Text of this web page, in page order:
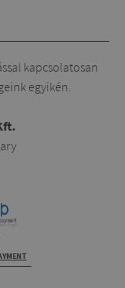
kapcsolatosan
egyikén.